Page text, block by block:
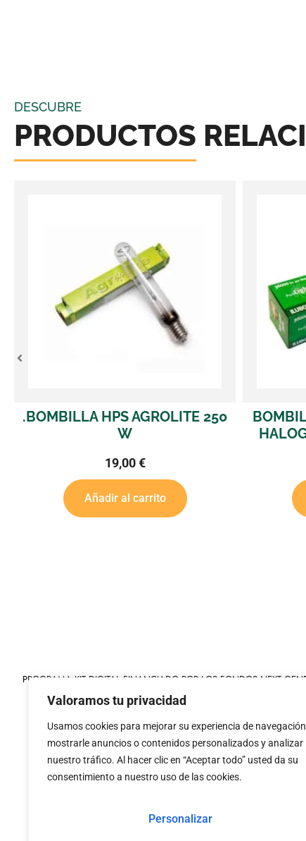
Valoramos tu privacidad
Usamos cookies para mejorar su experiencia de
mostrarle anuncios o contenidos personalizados y analizar
nuestro tráfico. Al hacer clic en “Aceptar todo” usted da su
consentimiento a nuestro uso de las cookies.
Personalizar
DESCUBRE
PRODUCTOS
AGROLITE 250
al carrito
BOMBILLA PURE
HALOGENUROS
Añadir al carrito
PROGRAMA KIT DIGITAL FINANCIADO POR LOS FONDOS NEXT
MECANISMO DE RECUPERACIÓN Y RESILIENCIA
«financiado por la
«Financiado por la
necesariamente